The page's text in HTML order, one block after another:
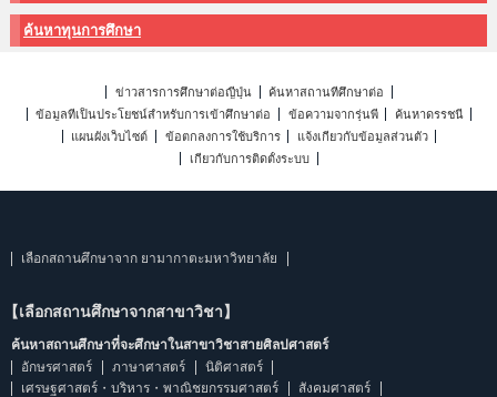
ค้นหาทุนการศึกษา
ข่าวสารการศึกษาต่อญี่ปุ่น
ค้นหาสถานที่ศึกษาต่อ
ข้อมูลที่เป็นประโยชน์สำหรับการเข้าศึกษาต่อ
ข้อความจากรุ่นพี่
ค้นหาดรรชนี
แผนผังเว็บไซต์
ข้อตกลงการใช้บริการ
แจ้งเกี่ยวกับข้อมูลส่วนตัว
เกี่ยวกับการติดตั้งระบบ
เลือกสถานศึกษาจาก ยามากาตะมหาวิทยาลัย
【เลือกสถานศึกษาจากสาขาวิชา】
ค้นหาสถานศึกษาที่จะศึกษาในสาขาวิชาสายศิลปศาสตร์
อักษรศาสตร์
ภาษาศาสตร์
นิติศาสตร์
เศรษฐศาสตร์・บริหาร・พาณิชยกรรมศาสตร์
สังคมศาสตร์